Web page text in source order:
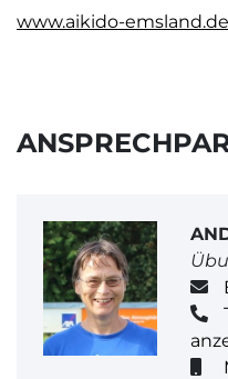
www.aikido-emsland.de